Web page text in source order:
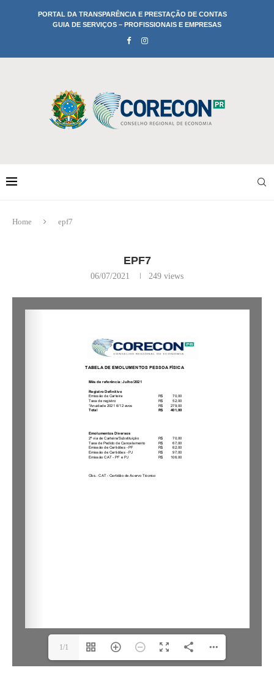
PORTAL DA TRANSPARÊNCIA E PRESTAÇÃO DE CONTAS
GUIA DE SERVIÇOS – PROFISSIONAIS E EMPRESAS
Home epf7
EPF7
06/07/2021 249 views
1/1